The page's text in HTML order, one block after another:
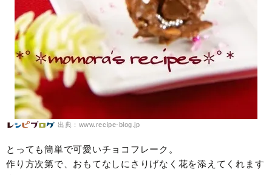
出典：www.recipe-blog.jp
とっても簡単で可愛いチョコフレーク。
作り方次第で、おもてなしにさりげなく花を添えてくれます